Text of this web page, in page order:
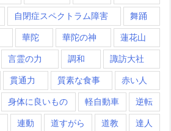
自閉症スペクトラム障害 舞踊
華陀 華陀の神 蓮花山
言霊の力 調和 諏訪大社
貫通力 質素な食事 赤い人
身体に良いもの 軽自動車 逆転
連動 道すがら 道教 達人